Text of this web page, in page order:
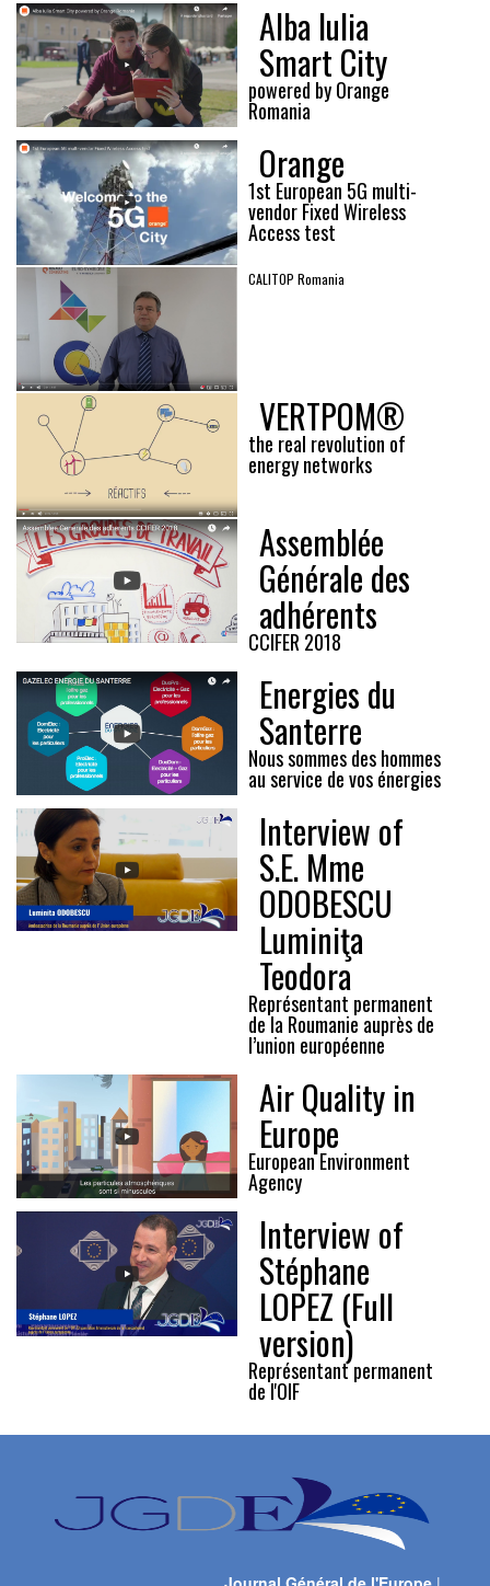
Alba Iulia
Smart City
powered by Orange
Romania
Orange
1st European 5G multi-
vendor Fixed Wireless
Access test
CALITOP Romania
VERTPOM®
the real revolution of
energy networks
Assemblée
Générale des
adhérents
CCIFER 2018
Energies du
Santerre
Nous sommes des hommes
au service de vos énergies
Interview of
S.E. Mme
ODOBESCU
Luminiţa
Teodora
Représentant permanent
de la Roumanie auprès de
l’union européenne
Air Quality in
Europe
European Environment
Agency
Interview of
Stéphane
LOPEZ (Full
version)
Représentant permanent
de l'OIF